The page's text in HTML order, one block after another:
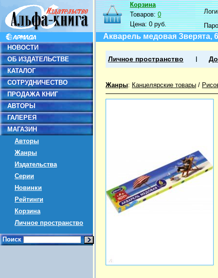
НОВОСТИ
ОБ ИЗДАТЕЛЬСТВЕ
КАТАЛОГ
СОТРУДНИЧЕСТВО
ПРОДАЖА КНИГ
АВТОРЫ
ГАЛЕРЕЯ
МАГАЗИН
Авторы
Жанры
Издательства
Серии
Новинки
Рейтинги
Корзина
Личное пространство
Поиск
Корзина
Товаров:0
Цена:0 руб.
Акварель медовая Зверята,
Личное пространство
Жанры: Канцелярские товары /